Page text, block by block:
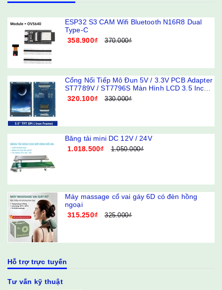
ESP32 S3 CAM Wifi Bluetooth N16R8 Dual
Type-C
358.900₫
370.000₫
Cổng Nối Tiếp Mô Đun 5V / 3.3V PCB Adapter
ST7789V / ST7796S Màn Hình LCD 3.5 Inch
240x320 320x480 SPI TFT
320.100₫ 330.000₫
Băng tải mini DC 12V / 24V
1.018.500₫
1.050.000₫
Máy massage cổ vai gáy 6D có đèn hồng
ngoại
315.250₫
325.000₫
Hỗ trợ trực tuyến
Tư vấn kỹ thuật